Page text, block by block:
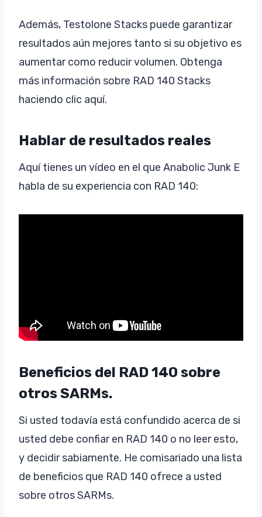
Además, Testolone Stacks puede garantizar
resultados aún mejores tanto si su objetivo es
aumentar como reducir volumen. Obtenga
más información sobre RAD 140 Stacks
haciendo clic aquí.
Hablar de resultados reales
Aquí tienes un vídeo en el que Anabolic Junk E
habla de su experiencia con RAD 140:
Beneficios del RAD 140 sobre
otros SARMs.
Si usted todavía está confundido acerca de si
usted debe confiar en RAD 140 o no leer esto,
y decidir sabiamente. He comisariado una lista
de beneficios que RAD 140 ofrece a usted
sobre otros SARMs.